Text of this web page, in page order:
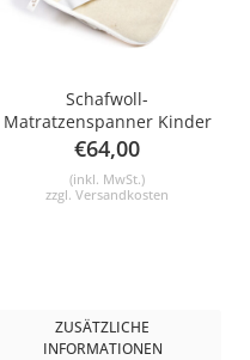
ZUSÄTZLICHE
INFORMATIONEN
Schafwoll-
Matratzenspanner Kinder
€64,00
(inkl. MwSt.)
zzgl.Versandkosten